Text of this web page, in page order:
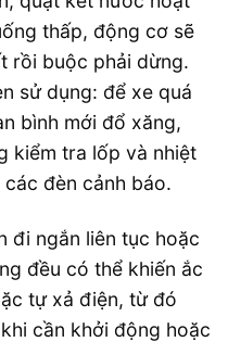
thấp, động cơ sẽ
rồi buộc phải dừng.
sử dụng: để xe quá
bình mới đổ xăng,
kiểm tra lốp và nhiệt
đèn cảnh báo.
đi ngắn liên tục hoặc
đều có thể khiến ắc
tự xả điện, từ đó
cần khởi động hoặc